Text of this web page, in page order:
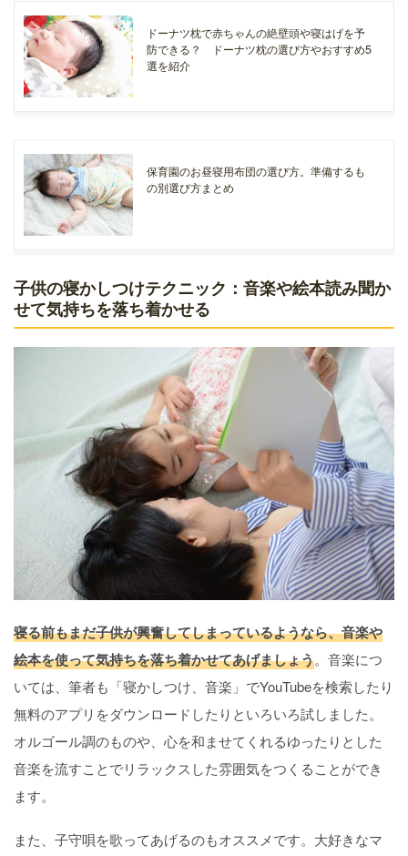
ドーナツ枕で赤ちゃんの絶壁頭や寝はげを予
防できる？ ドーナツ枕の選び方やおすすめ5
選を紹介
保育園のお昼寝用布団の選び方。準備するも
の別選び方まとめ
子供の寝かしつけテクニック：音楽や絵本読み聞か
せて気持ちを落ち着かせる
寝る前もまだ子供が興奮してしまっているようなら、音楽や
絵本を使って気持ちを落ち着かせてあげましょう。音楽につ
いては、筆者も「寝かしつけ、音楽」でYouTubeを検索したり
無料のアプリをダウンロードしたりといろいろ試しました。
オルゴール調のものや、心を和ませてくれるゆったりとした
音楽を流すことでリラックスした雰囲気をつくることができ
ます。
また、子守唄を歌ってあげるのもオススメです。大好きなマ